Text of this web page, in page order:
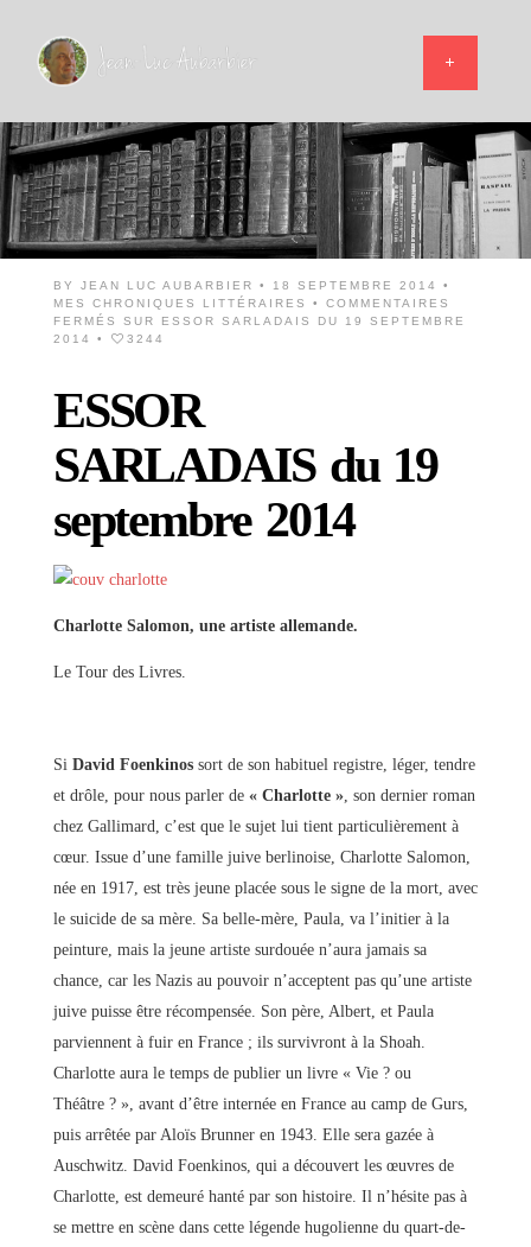
BY JEAN LUC AUBARBIER
• 18 SEPTEMBRE 2014 •
MES CHRONIQUES LITTÉRAIRES
• COMMENTAIRES
FERMÉS
SUR ESSOR SARLADAIS DU 19 SEPTEMBRE
2014
• 3244
ESSOR
SARLADAIS du 19
septembre 2014
Charlotte Salomon, une artiste allemande.
Le Tour des Livres.
Si David Foenkinossort de son habituel registre, léger, tendre
et drôle, pour nous parler de « Charlotte », son dernier roman
chez Gallimard, c’est que le sujet lui tient particulièrement à
cœur. Issue d’une famille juive berlinoise, Charlotte Salomon,
née en 1917, est très jeune placée sous le signe de la mort, avec
le suicide de sa mère. Sa belle-mère, Paula, va l’initier à la
peinture, mais la jeune artiste surdouée n’aura jamais sa
chance, car les Nazis au pouvoir n’acceptent pas qu’une artiste
juive puisse être récompensée. Son père, Albert, et Paula
parviennent à fuir en France ; ils survivront à la Shoah.
Charlotte aura le temps de publier un livre « Vie ? ou
Théâtre ? », avant d’être internée en France au camp de Gurs,
puis arrêtée par Aloïs Brunner en 1943. Elle sera gazée à
Auschwitz. David Foenkinos, qui a découvert les œuvres de
Charlotte, est demeuré hanté par son histoire. Il n’hésite pas à
se mettre en scène dans cette légende hugolienne du quart-de-